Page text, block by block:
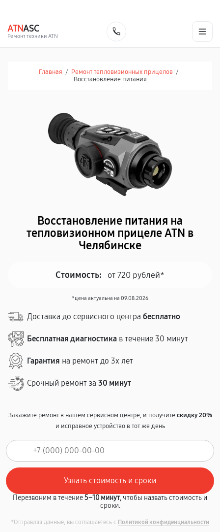
ATNASC
Ремонт техники ATN
Главная / Ремонт тепловизионных прицелов /
Восстановление питания
Восстановление питания на
тепловизионном прицеле ATN в
Челябинске
Стоимость: от 720 рублей*
*цена актуальна на 09.08.2026
Доставка до сервисного центра бесплатно
Бесплатная диагностика в течение 30 минут
Гарантия на ремонт до 3х лет
Срочный ремонт за 30 минут
Закажите ремонт в нашем сервисном центре, и получитескидку 20%
и исправное устройство в тот же день
Перезвоним в течение5–10 минут, чтобы назвать стоимость и
сроки.
*Отправляя данные, вы соглашаетесь с Политикой конфиденциальности